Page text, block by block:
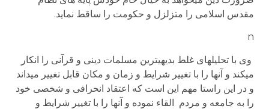
مقدس اسلامی را متزلزل و حکومت را ساقط نماید.
n
وی با تحلیل­های غلط بدیهی­ترین مسلمات دینی و قرآنی را انکار
می­کند و آنها را با تغییر شرایط و زمان و مکان قابل تغییر می­داند
و در این راستا مهم این است که اعتقاد انحرافی و شخصی خود
را به جامعه و مردم القاء نموده و آنها را با تغییر شرایط و